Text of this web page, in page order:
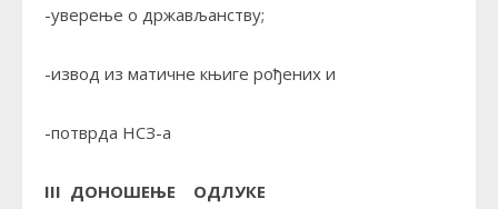
-уверење о држављанству;
-извод из матичне књиге рођених и
-потврда НСЗ-а
III ДОНОШЕЊЕ ОДЛУКЕ